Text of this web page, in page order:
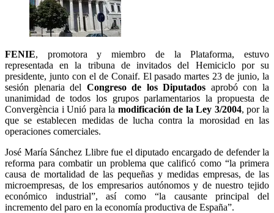
FENIE, promotora y miembro de la Plataforma, estuvo
representada en la tribuna de invitados del Hemiciclo por su
presidente, junto con el de Conaif. El pasado martes 23 de junio, la
sesión plenaria del Congreso de los Diputados aprobó con la
unanimidad de todos los grupos parlamentarios la propuesta de
Convergència i Unió para la modificación de la Ley 3/2004, por la
que se establecen medidas de lucha contra la morosidad en las
operaciones comerciales.
José María Sánchez Llibre fue el diputado encargado de defender la
reforma para combatir un problema que calificó como “la primera
causa de mortalidad de las pequeñas y medidas empresas, de las
microempresas, de los empresarios autónomos y de nuestro tejido
económico industrial”, así como “la causante principal del
incremento del paro en la economía productiva de España”.